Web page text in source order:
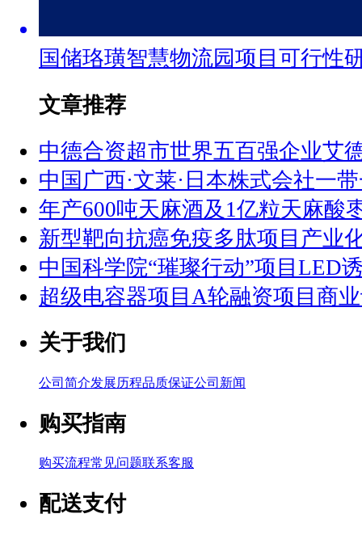
国储珞璜智慧物流园项目可行性
文章推荐
中德合资超市世界五百强企业艾
中国广西·文莱·日本株式会社一
年产600吨天麻酒及1亿粒天麻酸
新型靶向抗癌免疫多肽项目产业
中国科学院“璀璨行动”项目LED
超级电容器项目A轮融资项目商
关于我们
公司简介发展历程品质保证公司新闻
购买指南
购买流程常见问题联系客服
配送支付